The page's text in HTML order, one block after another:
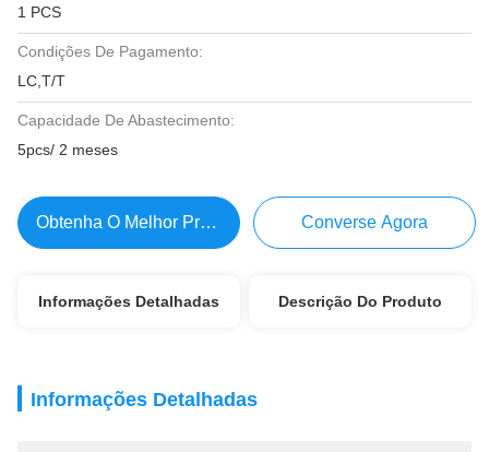
1 PCS
Condições De Pagamento:
LC,T/T
Capacidade De Abastecimento:
5pcs/ 2 meses
Obtenha O Melhor Preço Converse Agora
Informações Detalhadas Descrição Do Produto
Informações Detalhadas